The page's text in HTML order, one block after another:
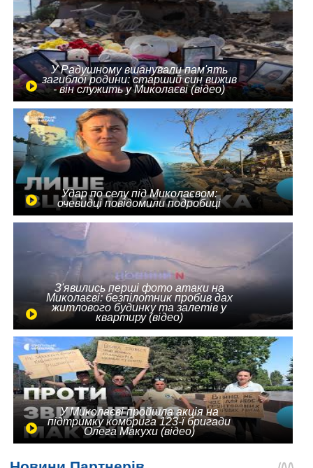
У Радушному вшанували пам'ять
загиблої родини: старший син вижив
- він служить у Миколаєві (відео)
Удар по селу під Миколаєвом:
очевидці повідомили подробиці
З'явились перші фото атаки на
Миколаєві: безпілотник пробив дах
житлового будинку та залетів у
квартиру (відео)
У Миколаєві пройшла акція на
підтримку комбрига 123-ї бригади
Олега Макухи (відео)